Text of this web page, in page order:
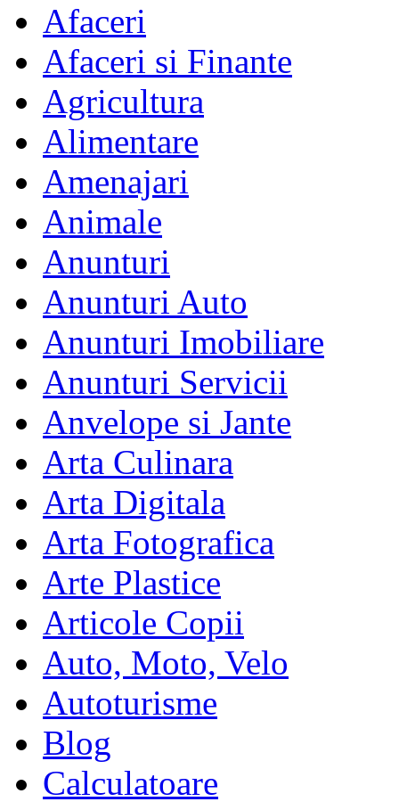
Afaceri
Afaceri si Finante
Agricultura
Alimentare
Amenajari
Animale
Anunturi
Anunturi Auto
Anunturi Imobiliare
Anunturi Servicii
Anvelope si Jante
Arta Culinara
Arta Digitala
Arta Fotografica
Arte Plastice
Articole Copii
Auto, Moto, Velo
Autoturisme
Blog
Calculatoare